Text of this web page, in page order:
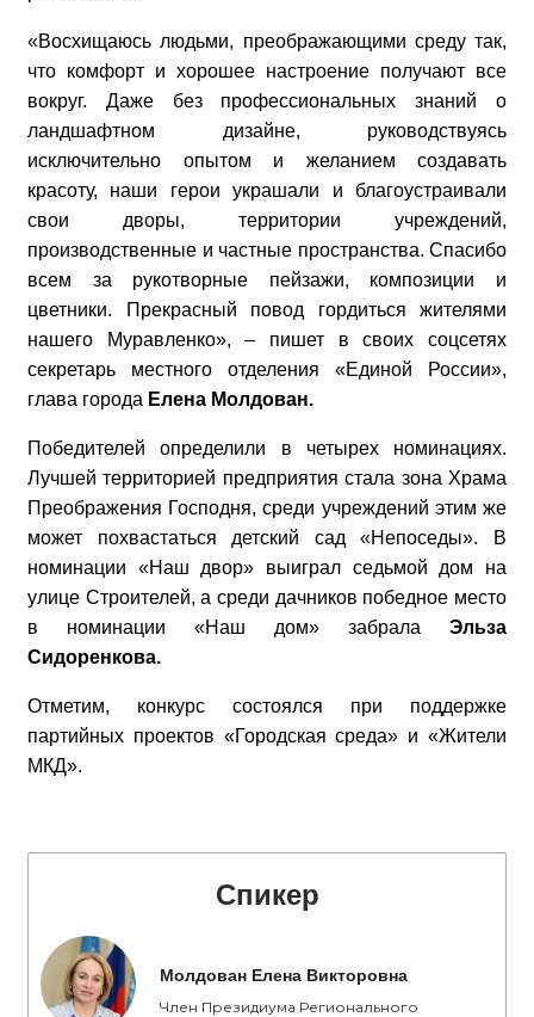
«Восхищаюсь людьми, преображающими среду так,
что комфорт и хорошее настроение получают все
вокруг.
Даже без профессиональных знаний о
ландшафтном дизайне, руководствуясь
исключительно опытом и желанием создавать
красоту, наши герои украшали и благоустраивали
свои дворы, территории учреждений,
производственные и частные пространства. Спасибо
всем за рукотворные пейзажи, композиции и
цветники. Прекрасный повод гордиться жителями
нашего Муравленко», – пишет в своих соцсетях
секретарь местного отделения «Единой России»,
глава города Елена Молдован.
Победителей определили в четырех номинациях.
Лучшей территорией предприятия стала зона Храма
Преображения Господня, среди учреждений этим же
может похвастаться детский сад «Непоседы». В
номинации «Наш двор» выиграл седьмой дом на
улице Строителей, а среди дачников победное место
в номинации «Наш дом» забрала Эльза
Сидоренкова.
Отметим, конкурс состоялся при поддержке
партийных проектов «Городская среда» и «Жители
МКД».
Спикер
Молдован Елена Викторовна
Член Президиума Регионального